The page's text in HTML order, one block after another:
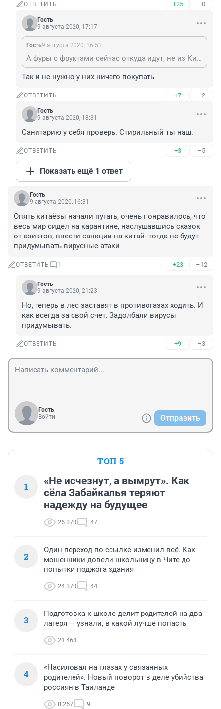
ОТВЕТИТЬ +25 –0
Гость
9 августа 2020, 17:17
Гость9 августа 2020, 16:51
А фуры с фруктами сейчас откуда идут, не из Китая ли?
Так и не нужно у них ничего покупать
ОТВЕТИТЬ +7 –2
Гость
9 августа 2020, 18:31
Санитарию у себя проверь. Стирильный ты наш.
ОТВЕТИТЬ +3 –5
Показать ещё 1 ответ
Гость
9 августа 2020, 16:31
Опять китаёзы начали пугать, очень понравилось, что
весь мир сидел на карантине, наслушавшись сказок
от азиатов, ввести санкции на китай- тогда не будут
придумывать вирусные атаки
ОТВЕТИТЬ 1 +23 –12
Гость
9 августа 2020, 21:23
Но, теперь в лес заставят в противогазах ходить. И
как всегда за свой счет. Задолбали вирусы
придумывать.
ОТВЕТИТЬ +9 –3
Гость
Войти
Отправить
ТОП 5
1
«Не исчезнут, а вымрут». Как
сёла Забайкалья теряют
надежду на будущее
26 370 47
2
Один переход по ссылке изменил всё. Как
мошенники довели школьницу в Чите до
попытки поджога здания
24 370 44
3
Подготовка к школе делит родителей на два
лагеря — узнали, в какой лучше попасть
21 464
4
«Насиловал на глазах у связанных
родителей». Новый поворот в деле убийства
россиян в Таиланде
8 267 9